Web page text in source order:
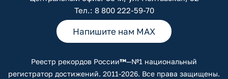
Тел.: 8 800 222-59-70
Напишите нам MAX
Реестр рекордов России™—№1 национальный
регистратор достижений. 2011-2026. Все права защищены.